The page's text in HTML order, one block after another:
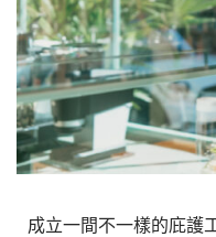
成立一間不一樣的庇護